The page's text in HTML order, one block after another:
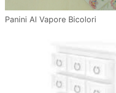
Panini Al Vapore Bicolori